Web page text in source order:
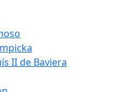
II de Baviera